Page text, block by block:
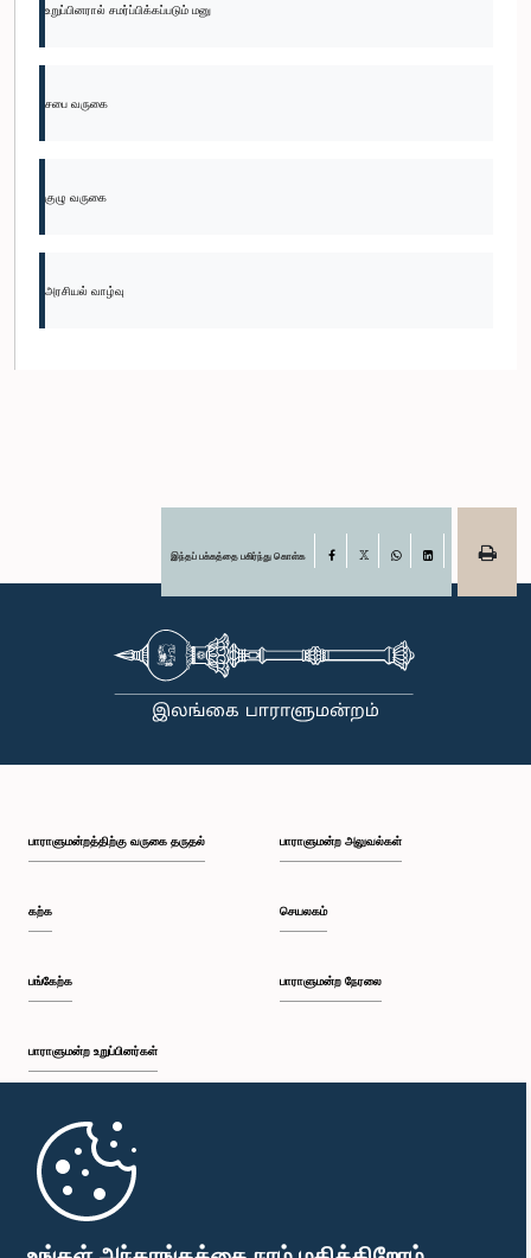
உறுப்பினரால் சமர்ப்பிக்கப்படும் மனு
சபை வருகை
குழு வருகை
அரசியல் வாழ்வு
இந்தப் பக்கத்தை பகிர்ந்து கொள்க Facebook
பாராளுமன்றத்திற்கு வருகை தருதல்
கற்க
பங்கேற்க
பாராளுமன்ற உறுப்பினர்கள்
முதற்பக்கம்
பாராளுமன்ற அலுவல்கள்
செயலகம்
பாராளுமன்ற நேரலை
பாராளுமன்ற கையடக்க செயலி